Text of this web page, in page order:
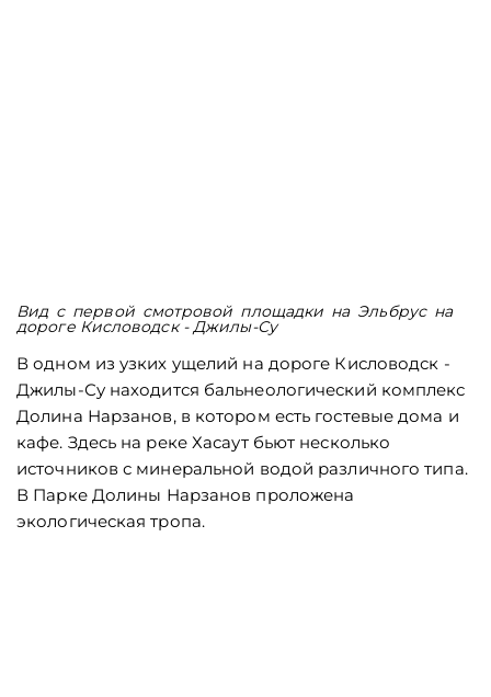
Вид с первой смотровой площадки на Эльбрус на
дороге Кисловодск - Джилы-Су
В одном из узких ущелий на дороге Кисловодск -
Джилы-Су находится бальнеологический комплекс
Долина Нарзанов, в котором есть гостевые дома и
кафе. Здесь на реке Хасаут бьют несколько
источников с минеральной водой различного типа.
В Парке Долины Нарзанов проложена
экологическая тропа.